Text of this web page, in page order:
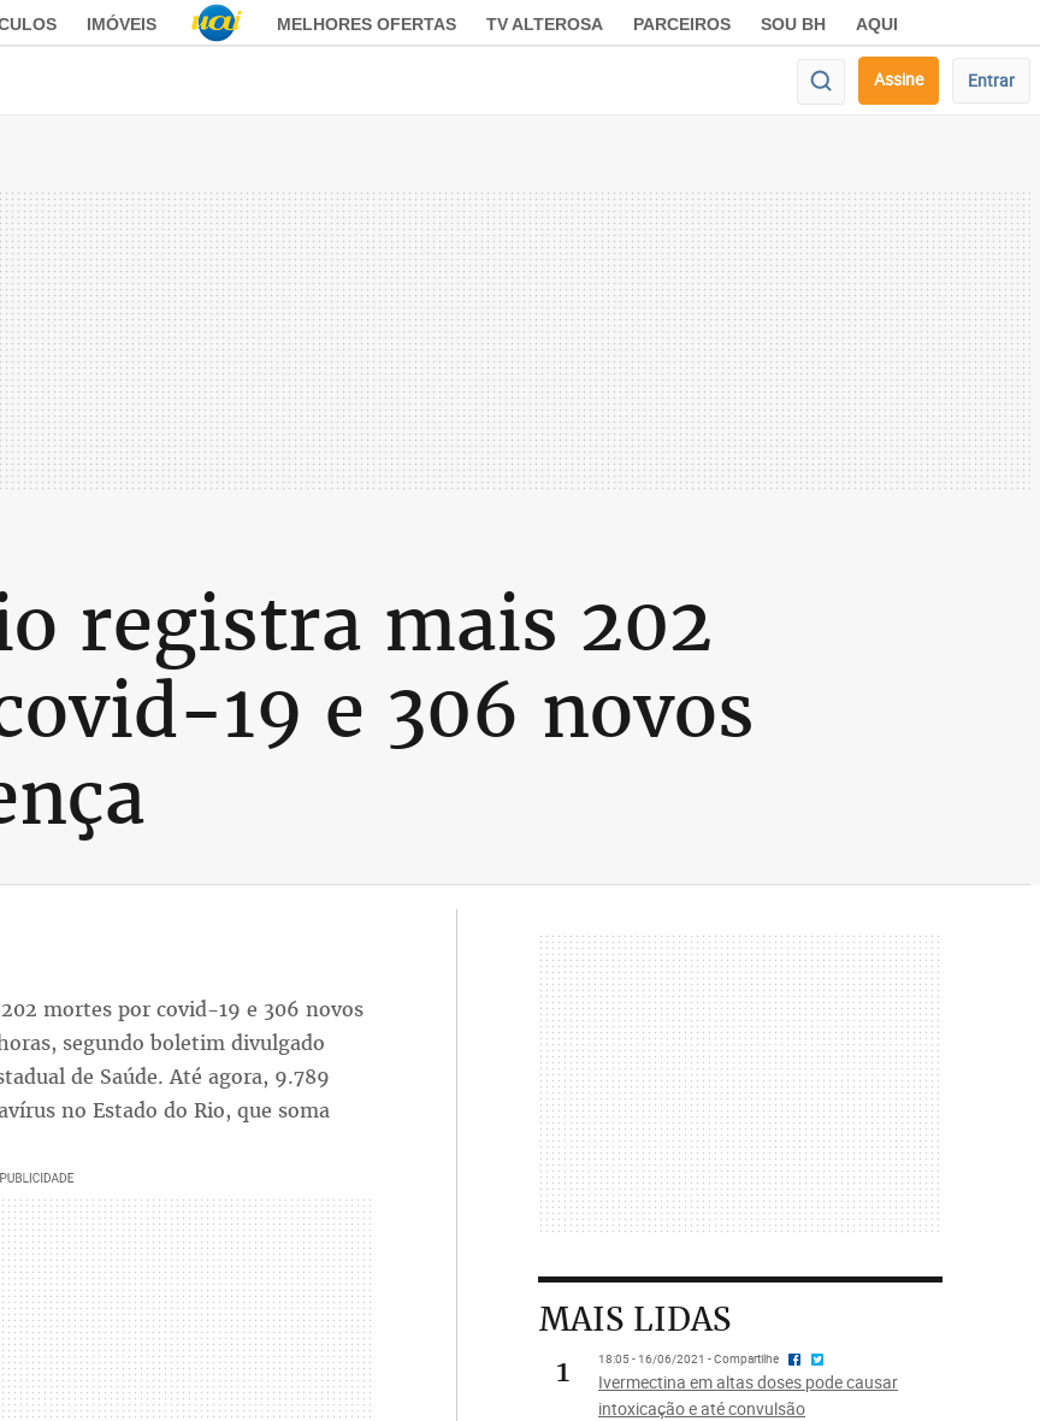
IMÓVEIS MELHORES OFERTAS TV ALTEROSA PARCEIROS SOU BH AQUI
Assine Entrar
registra mais 202
19 e 306 novos
mortes por covid-19 e 306 novos
segundo boletim divulgado
de Saúde. Até agora, 9.789
no Estado do Rio, que soma
MAIS LIDAS
1
18:05 - 16/06/2021 - Compartilhe
Ivermectina em altas doses pode causar
intoxicação e até convulsão